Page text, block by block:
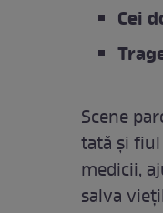
Cei
Scene
tată și
medicii,
salva